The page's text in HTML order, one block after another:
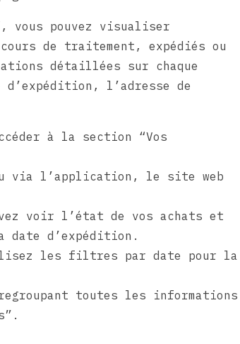
vous pouvez visualiser
de traitement, expédiés ou
détaillées sur chaque
d’expédition, l’adresse de
à la section “Vos
via l’application, le site web
voir l’état de vos achats et
date d’expédition.
les filtres par date pour la
toutes les informations